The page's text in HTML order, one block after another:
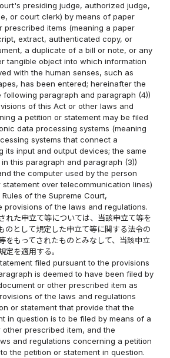
presiding judge, authorized judge,
or court clerk) by means of paper
prescribed items (meaning a paper
extract, authenticated copy, or
a duplicate of a bill or note, or any
tangible object into which information
with the human senses, such as
has been entered; hereinafter the
following paragraph and paragraph (4))
of this Act or other laws and
a petition or statement may be filed
data processing systems (meaning
systems that connect a
its input and output devices; the same
this paragraph and paragraph (3))
the computer used by the person
over telecommunication lines)
of the Supreme Court,
provisions of the laws and regulations.
れた申立て等については、当該申立て等を
のとして規定した申立て等に関する法令の
をもってされたものとみなして、当該申立
定を適用する。
filed pursuant to the provisions
is deemed to have been filed by
or other prescribed item as
of the laws and regulations
or statement that provide that the
in question is to be filed by means of a
prescribed item, and the
and regulations concerning a petition
the petition or statement in question.